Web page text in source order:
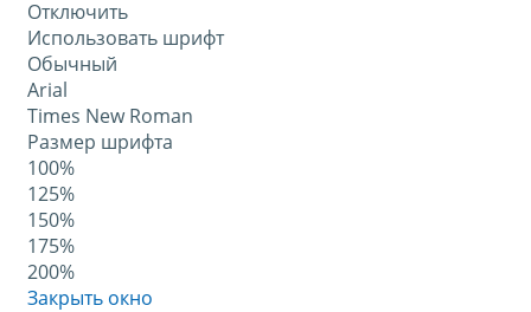
Отключить
Использовать шрифт
Обычный
Arial
Times New Roman
Размер шрифта
100%
125%
150%
175%
200%
Закрыть окно